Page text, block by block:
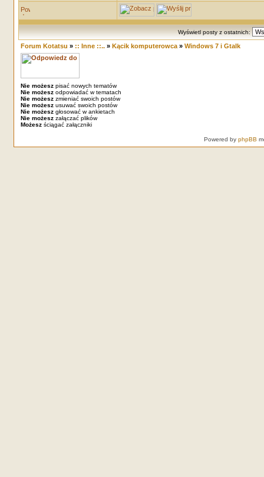
Wyświetl posty z ostatnich:
Forum Kotatsu » :: Inne ::..» Kącik komputerowca» Windows 7 i Gtalk
Nie możeszpisać nowych tematów
Nie możeszodpowiadać w tematach
Nie możeszzmieniać swoich postów
Nie możeszusuwać swoich postów
Nie możeszgłosować w ankietach
Nie możeszzałączać plików
Możeszściągać załączniki
Powered by phpBB